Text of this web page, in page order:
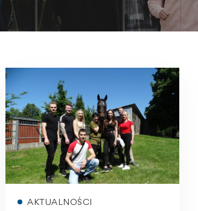
Read more
AKTUALNOŚCI